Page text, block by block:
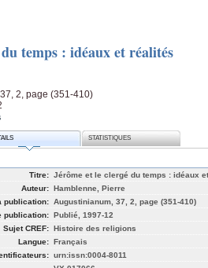
temps : idéaux et réalités
2, page (351-410)
STATISTIQUES
Titre: Jérôme et le clergé du temps : idéaux
Auteur: Hamblenne, Pierre
publication: Augustinianum, 37, 2, page (351-410)
publication: Publié, 1997-12
Sujet CREF: Histoire des religions
Langue: Français
urn:issn:0004-8011